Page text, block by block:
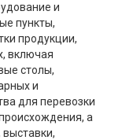
и
пункты,
продукции,
включая
столы,
и
для перевозки
а